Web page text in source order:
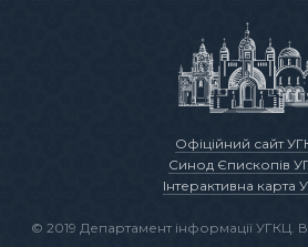
Офіційний сайт
Синод Єпископів
Інтерактивна карта
© 2019 Департамент інформації УГКЦ.